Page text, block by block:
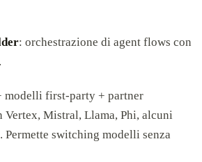
: orchestrazione di agent flows con
modelli first-party + partner
Vertex, Mistral, Llama, Phi, alcuni
Permette switching modelli senza